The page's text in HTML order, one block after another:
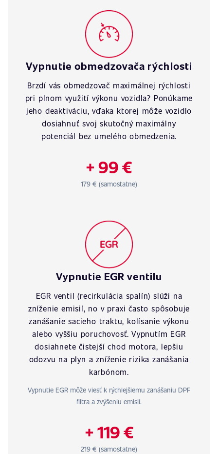
Vypnutie obmedzovača rýchlosti
Brzdí vás obmedzovač maximálnej rýchlosti
pri plnom využití výkonu vozidla? Ponúkame
jeho deaktiváciu, vďaka ktorej môže vozidlo
dosiahnuť svoj skutočný maximálny
potenciál bez umelého obmedzenia.
+ 99 €
179 € (samostatne)
Vypnutie EGR ventilu
EGR ventil (recirkulácia spalín) slúži na
zníženie emisií, no v praxi často spôsobuje
zanášanie sacieho traktu, kolísanie výkonu
alebo vyššiu poruchovosť. Vypnutím EGR
dosiahnete čistejší chod motora, lepšiu
odozvu na plyn a zníženie rizika zanášania
karbónom.
Vypnutie EGR môže viesť k rýchlejšiemu zanášaniu DPF
filtra a zvýšeniu emisií.
+ 119 €
219 € (samostatne)